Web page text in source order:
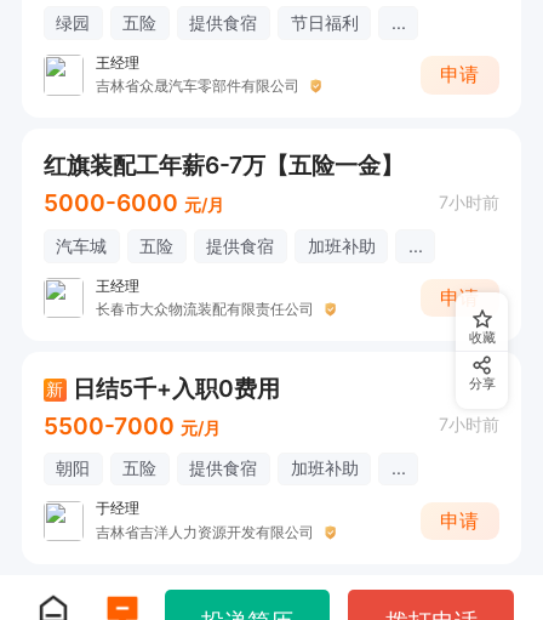
绿园 五险 提供食宿 节日福利 ...
王经理
吉林省众晟汽车零部件有限公司
申请
红旗装配工年薪6-7万【五险一金】
5000-6000 元/月 7小时前
汽车城 五险 提供食宿 加班补助 ...
王经理
长春市大众物流装配有限责任公司
申请
新
日结5千+入职0费用
5500-7000 元/月 7小时前
朝阳 五险 提供食宿 加班补助 ...
于经理
吉林省吉洋人力资源开发有限公司
申请
收藏
分享